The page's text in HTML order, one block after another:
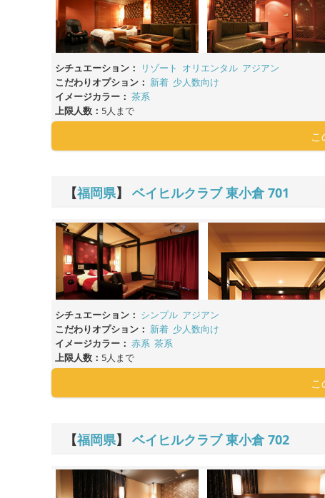
シチュエーション： リゾート オリエンタル アジアン
こだわりオプション： 新着 少人数向け
イメージカラー： 茶系
上限人数： 5人まで
こ
【福岡県】 ベイヒルクラブ 東小倉 701
シチュエーション： シンプル アジアン
こだわりオプション： 新着 少人数向け
イメージカラー： 赤系 茶系
上限人数： 5人まで
こ
【福岡県】 ベイヒルクラブ 東小倉 702